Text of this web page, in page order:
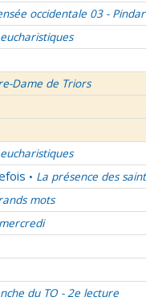
occidentale 03 -
Dame de Triors
• La présence des
mots
du TO - 2e lecture